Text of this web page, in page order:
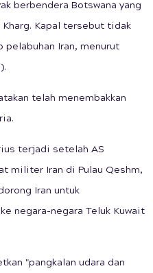
berbendera Botswana yang
Kharg. Kapal tersebut tidak
pelabuhan Iran, menurut
telah menembakkan
terjadi setelah AS
militer Iran di Pulau Qeshm,
Iran untuk
negara-negara Teluk Kuwait
"pangkalan udara dan